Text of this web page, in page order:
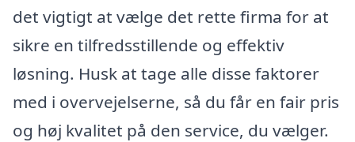
det vigtigt at vælge det rette firma for at
sikre en tilfredsstillende og effektiv
løsning. Husk at tage alle disse faktorer
med i overvejelserne, så du får en fair pris
og høj kvalitet på den service, du vælger.